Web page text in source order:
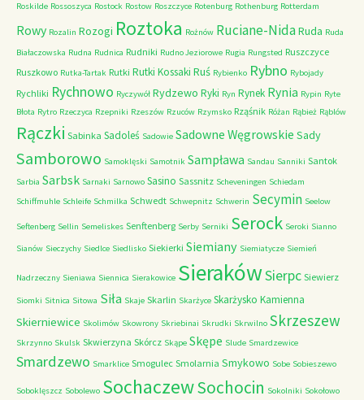
Roskilde Rossoszyca Rostock Rostow Roszczyce Rotenburg Rothenburg Rotterdam
Rowy Rozalin Rozogi Roztoka Rożnów Ruciane-NidaRuda Ruda
Białaczowska Rudna Rudnica Rudniki Rudno Jeziorowe Rugia Rungsted Ruszczyce
Ruszkowo Rutka-Tartak Rutki Rutki Kossaki Ruś Rybienko Rybno Rybojady
Rychliki Rychnowo Ryczywół Rydzewo Ryki Ryn Rynek Rynia Rypin Ryte
Błota Rytro Rzeczyca Rzepniki Rzeszów Rzuców Rzymsko Rząśnik Różan Rąbież Rąblów
Rączki Sabinka Sadoleś Sadowie Sadowne Węgrowskie Sady
Samborowo Samoklęski Samotnik Sampława Sandau Sanniki Santok
Sarbia Sarbsk Sarnaki Sarnowo Sasino Sassnitz Scheveningen Schiedam
Schiffmuhle Schleife Schmilka Schwedt Schwepnitz Schwerin Secymin Seelow
Seftenberg Sellin Semeliskes Senftenberg Serby Serniki Serock Seroki Sianno
Sianów Sieczychy Siedlce Siedlisko Siekierki Siemiany Siemiatycze Siemień
Nadrzeczny Sieniawa Siennica Sierakowice SierakówSierpc Siewierz
Siomki Sitnica Sitowa Siła Skaje Skarlin Skarżyce Skarżysko Kamienna
Skierniewice Skolimów Skowrony Skriebinai Skrudki Skrwilno Skrzeszew
Skrzynno Skulsk Skwierzyna Skórcz Skąpe Skępe Slude Smardzewice
Smardzewo Smarklice Smogulec Smolarnia Smykowo Sobe Sobieszewo
Soboklęszcz Sobolewo SochaczewSochocin Sokolniki Sokołowo